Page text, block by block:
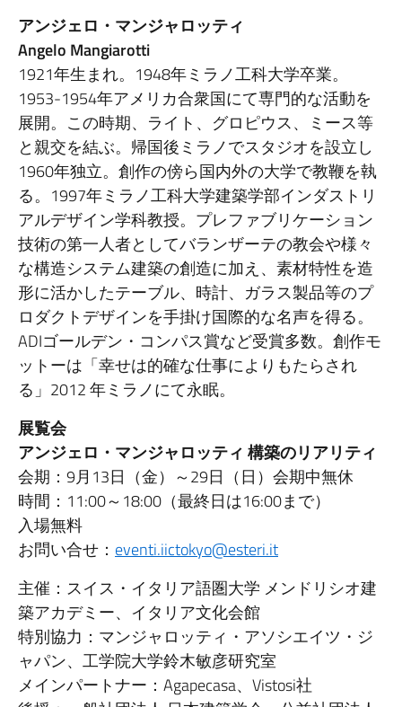
アンジェロ・マンジャロッティ
Angelo Mangiarotti
1921年生まれ。1948年ミラノ工科大学卒業。
1953-1954年アメリカ合衆国にて専門的な活動を
展開。この時期、ライト、グロピウス、ミース等
と親交を結ぶ。帰国後ミラノでスタジオを設立し
1960年独立。創作の傍ら国内外の大学で教鞭を執
る。1997年ミラノ工科大学建築学部インダストリ
アルデザイン学科教授。プレファブリケーション
技術の第一人者としてバランザーテの教会や様々
な構造システム建築の創造に加え、素材特性を造
形に活かしたテーブル、時計、ガラス製品等のプ
ロダクトデザインを手掛け国際的な名声を得る。
ADIゴールデン・コンパス賞など受賞多数。創作モ
ットーは「幸せは的確な仕事によりもたらされ
る」2012 年ミラノにて永眠。
展覧会
アンジェロ・マンジャロッティ 構築のリアリティ
会期：9月13日（金）～29日（日）会期中無休
時間：11:00～18:00（最終日は16:00まで）
入場無料
お問い合せ： eventi.iictokyo@esteri.it
主催：スイス・イタリア語圏大学 メンドリシオ建
築アカデミー、イタリア文化会館
特別協力：マンジャロッティ・アソシエイツ・ジ
ャパン、工学院大学鈴木敏彦研究室
メインパートナー：Agapecasa、Vistosi社